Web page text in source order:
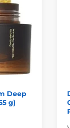
Deep
g)